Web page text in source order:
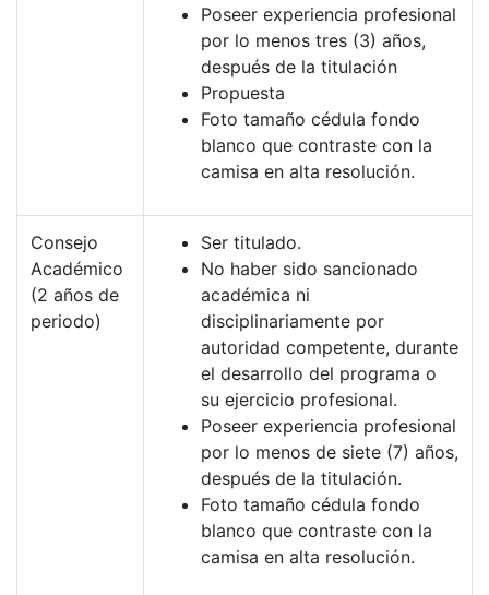
Poseer experiencia profesional
por lo menos tres (3) años,
después de la titulación
Propuesta
Foto tamaño cédula fondo
blanco que contraste con la
camisa en alta resolución.
Consejo
Académico
(2 años de
periodo)
Ser titulado.
No haber sido sancionado
académica ni
disciplinariamente por
autoridad competente, durante
el desarrollo del programa o
su ejercicio profesional.
Poseer experiencia profesional
por lo menos de siete (7) años,
después de la titulación.
Foto tamaño cédula fondo
blanco que contraste con la
camisa en alta resolución.